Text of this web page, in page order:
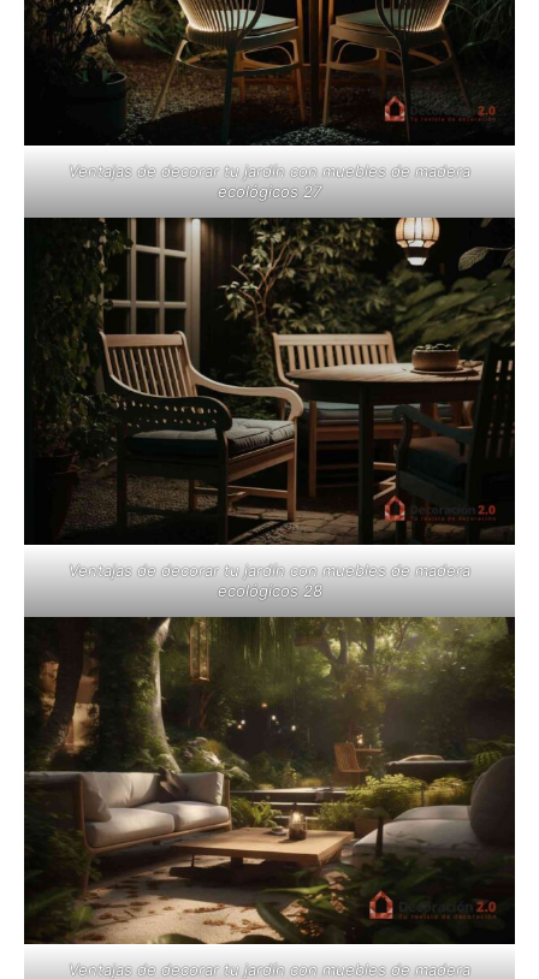
Ventajas de decorar tu jardín con muebles de madera
ecológicos 27
Ventajas de decorar tu jardín con muebles de madera
ecológicos 28
Ventajas de decorar tu jardín con muebles de madera